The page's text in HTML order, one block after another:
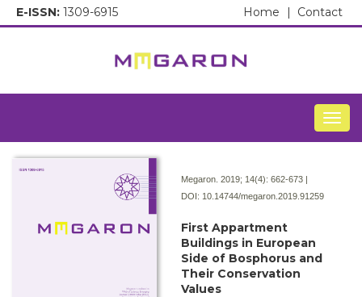
E-ISSN: 1309-6915 Contact
Home |
Megaron. 2019; 14(4): 662-673 |
DOI: 10.14744/megaron.2019.91259
First Appartment
Buildings in European
Side of Bosphorus and
Their Conservation
Values